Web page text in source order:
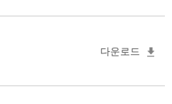
다운로드